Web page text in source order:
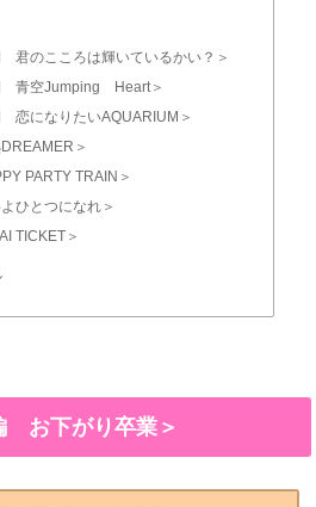
君のこころは輝いているかい？＞
青空Jumping Heart＞
恋になりたいAQUARIUM＞
＞
PARTY TRAIN＞
ひとつになれ＞
TICKET＞
お下がり卒業＞